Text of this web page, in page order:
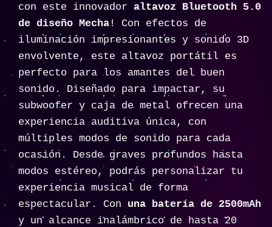
con este innovador altavoz Bluetooth 5.0
de diseño Mecha ! Con efectos de
iluminación impresionantes y sonido 3D
envolvente, este altavoz portátil es
perfecto para los amantes del buen
sonido. Diseñado para impactar, su
subwoofer y caja de metal ofrecen una
experiencia auditiva única, con
múltiples modos de sonido para cada
ocasión. Desde graves profundos hasta
modos estéreo, podrás personalizar tu
experiencia musical de forma
espectacular. Con una batería de 2500mAh
y un alcance inalámbrico de hasta 20